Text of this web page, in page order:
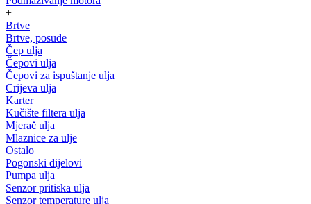
+
Brtve
Brtve, posude
Čep ulja
Čepovi ulja
Čepovi za ispuštanje ulja
Crijeva ulja
Karter
Kučište filtera ulja
Mjerač ulja
Mlaznice za ulje
Ostalo
Pogonski dijelovi
Pumpa ulja
Senzor pritiska ulja
Senzor temperature ulja